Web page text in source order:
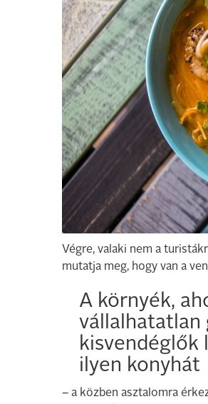
Végre, valaki nem a
mutatja meg, hogy van a
A környék,
vállalhatatlan
kisvendéglők
ilyen konyhát
– a közben asztalomra